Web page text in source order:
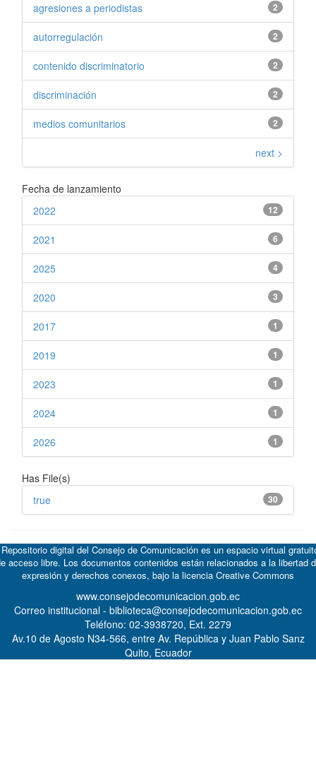
2
agresiones a periodistas
2
autorregulación
2
contenido discriminatorio
2
discriminación
2
medios comunitarios
next >
Fecha de lanzamiento
12
2022
6
2021
4
2025
3
2020
1
2017
1
2019
1
2023
1
2024
1
2026
Has File(s)
30
true
digital del Consejo de Comunicación es un espacio virtual
acceso libre. Los documentos contenidos están relacionados a la libertad
expresión y derechos conexos, bajo la licencia Creative Commons
www.consejodecomunicacion.gob.ec
Correo institucional - biblioteca@consejodecomunicacion.gob.ec
Teléfono: 02-3938720, Ext. 2279
Av.10 de Agosto N34-566, entre Av. República y Juan Pablo Sanz
Quito, Ecuador